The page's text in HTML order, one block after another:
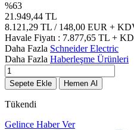
%63
21.949,44 TL
8.121,29 TL / 148,00 EUR +
Havale Fiyatı : 7.877,65 TL +
Daha Fazla Schneider Electric
Daha Fazla Haberleşme Ürünleri
Sepete Ekle Hemen Al
Tükendi
Gelince Haber Ver